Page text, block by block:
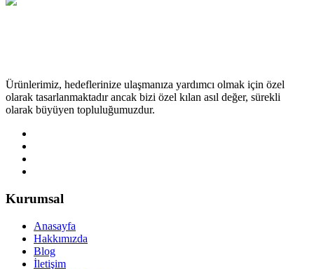
Ürünlerimiz, hedeflerinize ulaşmanıza yardımcı olmak için özel
olarak tasarlanmaktadır ancak bizi özel kılan asıl değer, sürekli
olarak büyüyen topluluğumuzdur.
Kurumsal
Anasayfa
Hakkımızda
Blog
İletişim